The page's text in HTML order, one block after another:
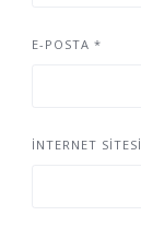
E-POSTA *
İNTERNET SITESI